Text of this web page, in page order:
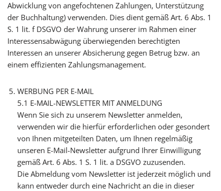
Abwicklung von angefochtenen Zahlungen, Unterstützung
der Buchhaltung) verwenden. Dies dient gemäß Art. 6 Abs. 1
S. 1 lit. f DSGVO der Wahrung unserer im Rahmen einer
Interessensabwägung überwiegenden berechtigten
Interessen an unserer Absicherung gegen Betrug bzw. an
einem effizienten Zahlungsmanagement.
WERBUNG PER E-MAIL
5.1 E-MAIL-NEWSLETTER MIT ANMELDUNG
Wenn Sie sich zu unserem Newsletter anmelden,
verwenden wir die hierfür erforderlichen oder gesondert
von Ihnen mitgeteilten Daten, um Ihnen regelmäßig
unseren E-Mail-Newsletter aufgrund Ihrer Einwilligung
gemäß Art. 6 Abs. 1 S. 1 lit. a DSGVO zuzusenden.
Die Abmeldung vom Newsletter ist jederzeit möglich und
kann entweder durch eine Nachricht an die in dieser